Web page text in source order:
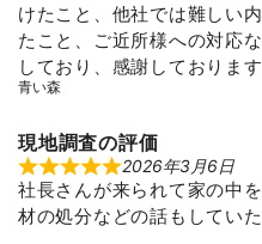
e
d
5
o
f
5
けたこと、他社では難しい
たこと、ご近所様への対応
しており、感謝しております
青い森
現地調査の評価
R
a
t
e
2026年3月6日
社長さんが来られて家の中
材の処分などの話もしていた